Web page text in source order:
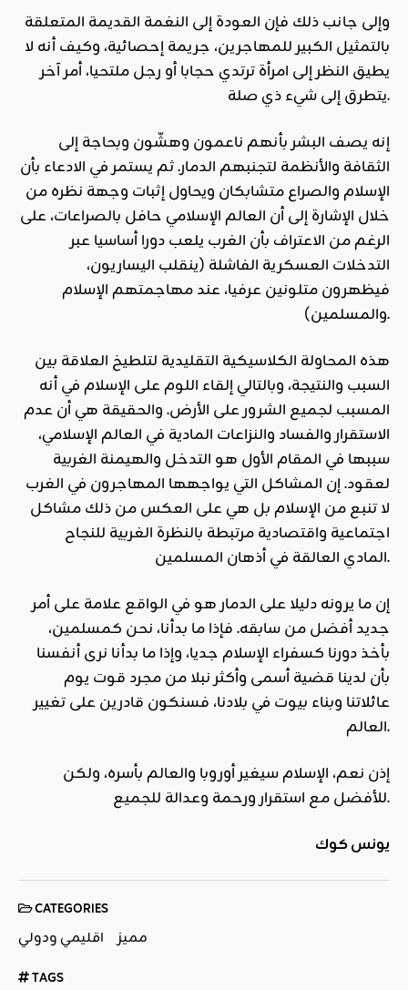
وإلى جانب ذلك فإن العودة إلى النغمة القديمة المتعلقة
بالتمثيل الكبير للمهاجرين، جريمة إحصائية، وكيف أنه لا
يطيق النظر إلى امرأة ترتدي حجابا أو رجل ملتحيا، أمر آخر
يتطرق إلى شيء ذي صلة.
إنه يصف البشر بأنهم ناعمون وهشّون وبحاجة إلى
الثقافة والأنظمة لتجنبهم الدمار. ثم يستمر في الادعاء بأن
الإسلام والصراع متشابكان ويحاول إثبات وجهة نظره من
خلال الإشارة إلى أن العالم الإسلامي حافل بالصراعات، على
الرغم من الاعتراف بأن الغرب يلعب دورا أساسيا عبر
التدخلات العسكرية الفاشلة (ينقلب اليساريون،
فيظهرون متلونين عرفيا، عند مهاجمتهم الإسلام
والمسلمين).
هذه المحاولة الكلاسيكية التقليدية لتلطيخ العلاقة بين
السبب والنتيجة، وبالتالي إلقاء اللوم على الإسلام في أنه
المسبب لجميع الشرور على الأرض. والحقيقة هي أن عدم
الاستقرار والفساد والنزاعات المادية في العالم الإسلامي،
سببها في المقام الأول هو التدخل والهيمنة الغربية
لعقود. إن المشاكل التي يواجهها المهاجرون في الغرب
لا تنبع من الإسلام بل هي على العكس من ذلك مشاكل
اجتماعية واقتصادية مرتبطة بالنظرة الغربية للنجاح
المادي العالقة في أذهان المسلمين.
إن ما يرونه دليلا على الدمار هو في الواقع علامة على أمر
جديد أفضل من سابقه. فإذا ما بدأنا، نحن كمسلمين،
بأخذ دورنا كسفراء الإسلام جديا، وإذا ما بدأنا نرى أنفسنا
بأن لدينا قضية أسمى وأكثر نبلا من مجرد قوت يوم
عائلاتنا وبناء بيوت في بلادنا، فسنكون قادرين على تغيير
العالم.
إذن نعم، الإسلام سيغير أوروبا والعالم بأسره، ولكن
للأفضل مع استقرار ورحمة وعدالة للجميع.
يونس كوك
CATEGORIES
اقليمي ودولي مميز
TAGS